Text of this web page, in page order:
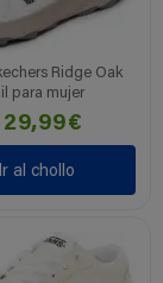
Ridge Oak
para mujer
29,99€
Ir al chollo